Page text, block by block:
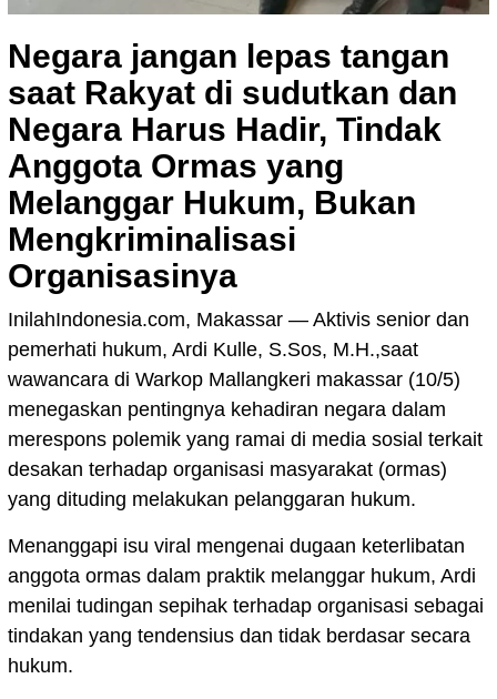
Negara jangan lepas tangan
saat Rakyat di sudutkan dan
Negara Harus Hadir, Tindak
Anggota Ormas yang
Melanggar Hukum, Bukan
Mengkriminalisasi
Organisasinya
InilahIndonesia.com, Makassar — Aktivis senior dan
pemerhati hukum, Ardi Kulle, S.Sos, M.H.,saat
wawancara di Warkop Mallangkeri makassar (10/5)
menegaskan pentingnya kehadiran negara dalam
merespons polemik yang ramai di media sosial terkait
desakan terhadap organisasi masyarakat (ormas)
yang dituding melakukan pelanggaran hukum.
Menanggapi isu viral mengenai dugaan keterlibatan
anggota ormas dalam praktik melanggar hukum, Ardi
menilai tudingan sepihak terhadap organisasi sebagai
tindakan yang tendensius dan tidak berdasar secara
hukum.